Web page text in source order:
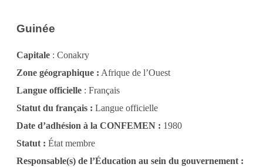
Guinée
Capitale : Conakry
Zone géographique : Afrique de l’Ouest
Langue officielle : Français
Statut du français : Langue officielle
Date d’adhésion à la CONFEMEN : 1980
Statut : État membre
Responsable(s) de l’Éducation au sein du gouvernement :